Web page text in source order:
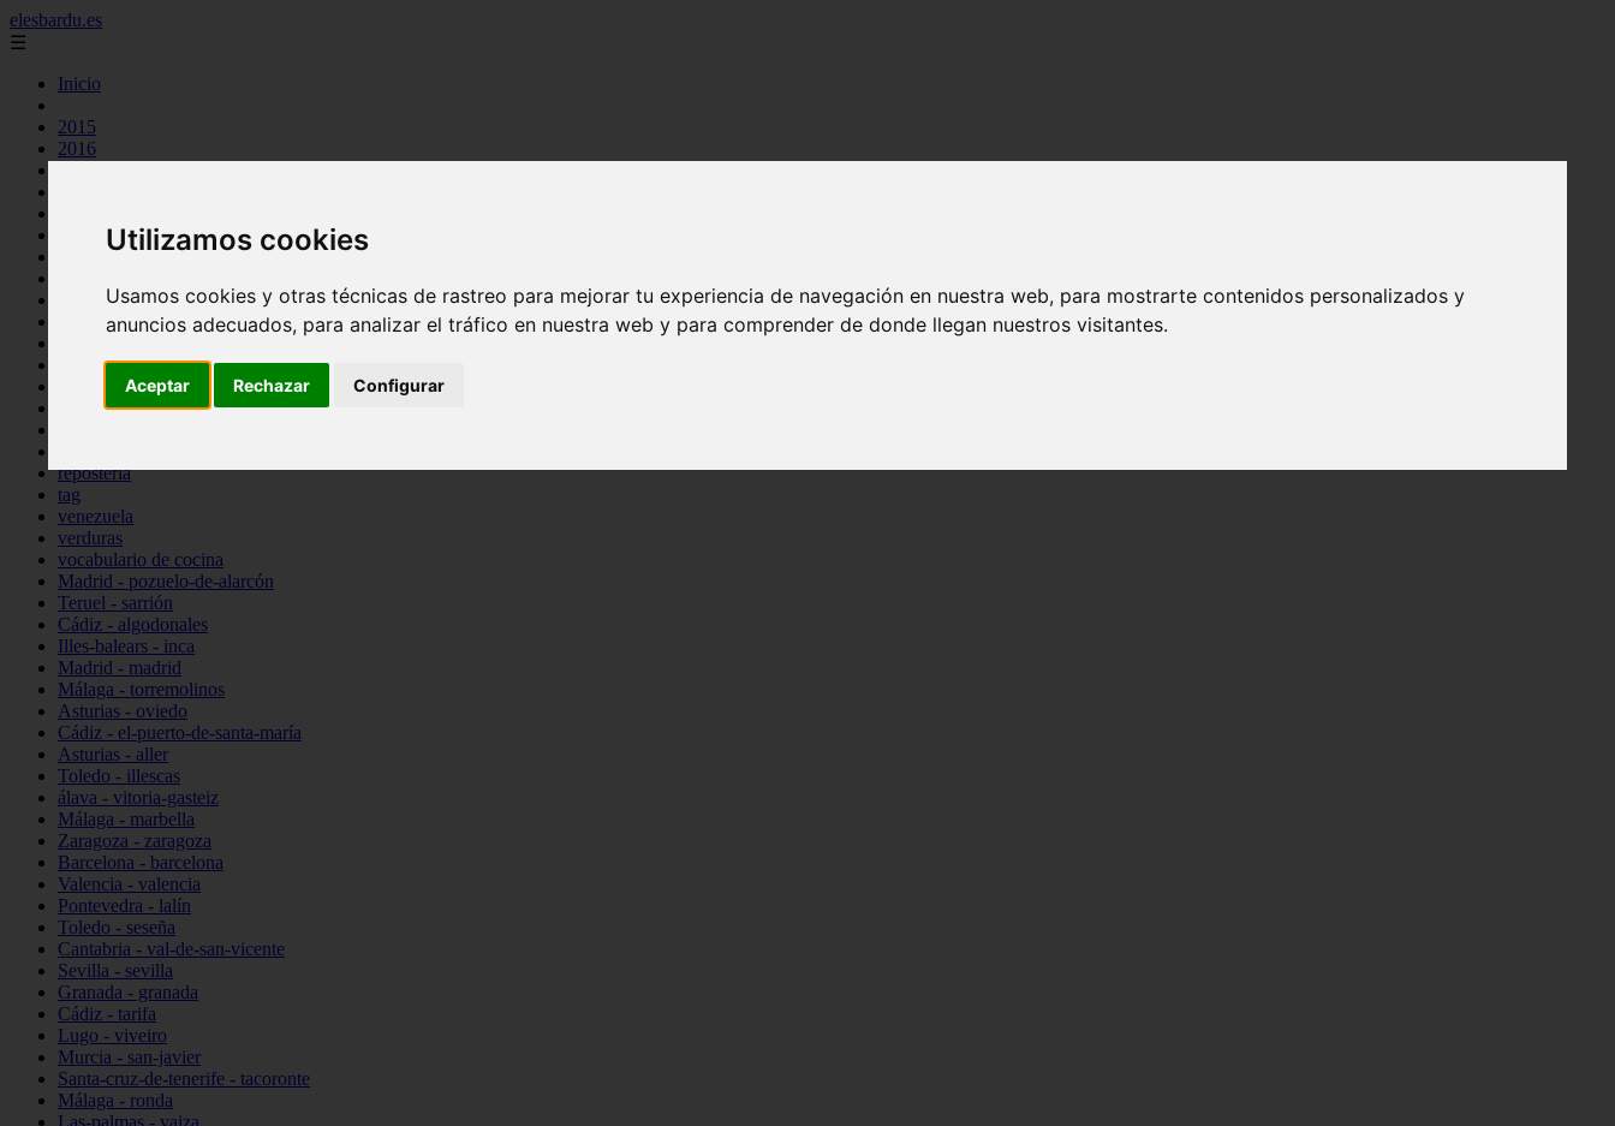
Utilizamos cookies
Usamos cookies y otras técnicas de rastreo para mejorar tu experiencia de navegación en nuestra web, para mostrarte contenidos personalizados y
anuncios adecuados, para analizar el tráfico en nuestra web y para comprender de donde llegan nuestros visitantes.
Aceptar Rechazar Configurar
elesbardu.es
☰
Inicio
2015
2016
cocina casera
espana
huevos
pescado
reposteria
tag
venezuela
verduras
vocabulario de cocina
Madrid - pozuelo-de-alarcón
Teruel - sarrión
Cádiz - algodonales
Illes-balears - inca
Madrid - madrid
Málaga - torremolinos
Asturias - oviedo
Cádiz - el-puerto-de-santa-maría
Asturias - aller
Toledo - illescas
álava - vitoria-gasteiz
Málaga - marbella
Zaragoza - zaragoza
Barcelona - barcelona
Valencia - valencia
Pontevedra - lalín
Toledo - seseña
Cantabria - val-de-san-vicente
Sevilla - sevilla
Granada - granada
Cádiz - tarifa
Lugo - viveiro
Murcia - san-javier
Santa-cruz-de-tenerife - tacoronte
Málaga - ronda
Las-palmas - yaiza